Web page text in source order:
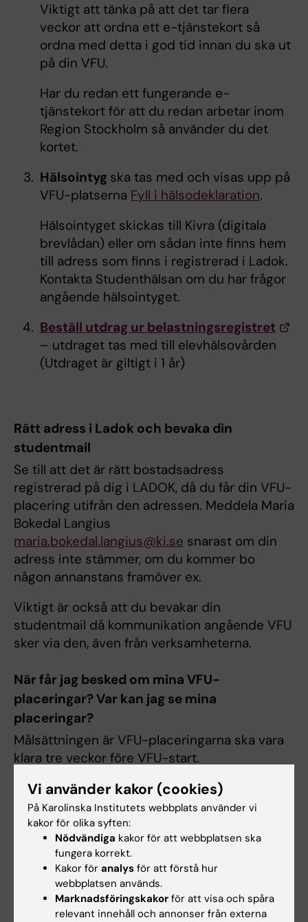
Viktigt att tänka på att det tar flera
veckor att ordna ett e-tjänstekort så
ordna med detta i god tid innan du ska ut
på din VFU.
Har du redan ett fungerande e-
tjänstekort för att du redan arbetar inom
Region Stockholm så använder du det
kortet.
Hälsointyg ska tas med och visas upp på
VFU-platserna Fyll i hälsodeklaration.
Hälsointyget skickas till Kivra (digitala
brevlådan) eller om sådan inte finns hem
till adress som finns i registrerad i Ladok.
Kontakta Studenthälsan om du har frågor
angående hälsointyget.
Beställ utdrag ur belastningsregistret
– utdraget tas med till elevhälsovården
(Utdraget är giltigt i 1 år)
Rätt adress i Ladok och bevaka din
studentmail
Se till att det är rätt bostadsadress
registrerad på dig i LADOK, då du får din VFU-
placering utifrån den adressen. Meddela Maria
Bokedal Langius
maria.bokedal.langius@ki.se snarast om din
adress inte stämmer, om du kommer bo
någon annanstans framöver ex.
Viktigt är också att du bevakar din
studentmail då kommunikation angående VFU
sker via den, även från verksamheterna.
När får jag besked om mina VFU-
placeringar? Var kan jag se mina
placeringar?
Målsättningen är VFU-placeringarna ska vara
klara tre veckor före VFU-start.
VFU-placeringar inom Regionen
(barnhälsovård och vårdcentral/hemsjukvård)
ses iKLIPP
. Information angående
användarnamn och lösenord skickas till din
studentmail då placering finns publicerad i
VFU-placering inom elevhälsan (EMI)
Vi använder kakor (cookies)
På Karolinska Institutets webbplats använder vi
kakor för olika syften:
Nödvändiga kakor för att webbplatsen ska
fungera korrekt.
Kakor för analys för att förstå hur
webbplatsen används.
Marknadsföringskakor för att visa och spåra
relevant innehåll och annonser från externa